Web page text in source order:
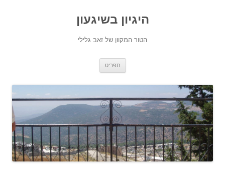
היגיון בשיגעון
הטור המקוון של זאב גלילי
תפריט